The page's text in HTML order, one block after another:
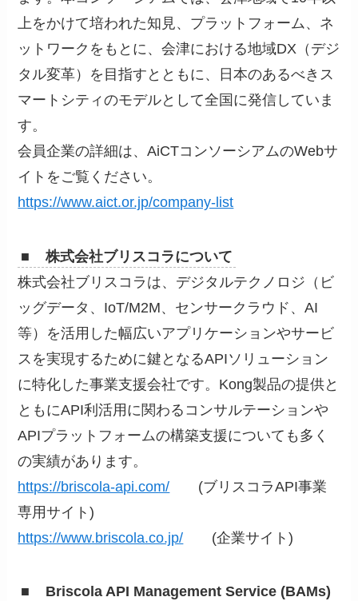
上をかけて培われた知見、プラットフォーム、ネ
ットワークをもとに、会津における地域DX（デジ
タル変革）を目指すとともに、日本のあるべきス
マートシティのモデルとして全国に発信していま
す。
会員企業の詳細は、AiCTコンソーシアムのWebサ
イトをご覧ください。
https://www.aict.or.jp/company-list
■ 株式会社ブリスコラについて
株式会社ブリスコラは、デジタルテクノロジ（ビ
ッグデータ、IoT/M2M、センサークラウド、AI
等）を活用した幅広いアプリケーションやサービ
スを実現するために鍵となるAPIソリューション
に特化した事業支援会社です。Kong製品の提供と
ともにAPI利活用に関わるコンサルテーションや
APIプラットフォームの構築支援についても多く
の実績があります。
https://briscola-api.com/ (ブリスコラAPI事業
専用サイト)
https://www.briscola.co.jp/ (企業サイト)
■ Briscola API Management Service (BAMs)